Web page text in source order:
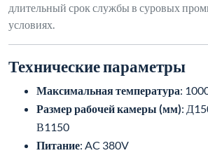
длительный срок службы в суровых
условиях.
Технические параметры
Максимальная температура:
Размер рабочей камеры (мм):
В1150
Питание: AC 380V